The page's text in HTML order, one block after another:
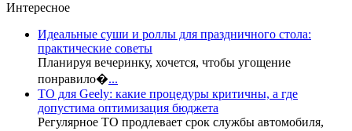
Интересное
Идеальные суши и роллы для праздничного стола:
практические советы
Планируя вечеринку, хочется, чтобы угощение
понравило�...
ТО для Geely: какие процедуры критичны, а где
допустима оптимизация бюджета
Регулярное ТО продлевает срок службы автомобиля,